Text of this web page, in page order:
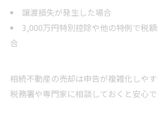
譲渡損失が発生した場合
3,000万円特別控除や他の特例で税
合
相続不動産の売却は申告が複雑化しや
税務署や専門家に相談しておくと安心で